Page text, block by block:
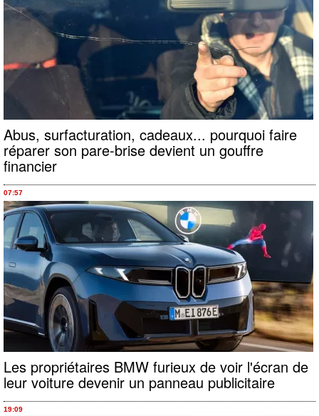
Abus, surfacturation, cadeaux... pourquoi faire
réparer son pare-brise devient un gouffre
financier
07:57
Les propriétaires BMW furieux de voir l'écran de
leur voiture devenir un panneau publicitaire
19:09